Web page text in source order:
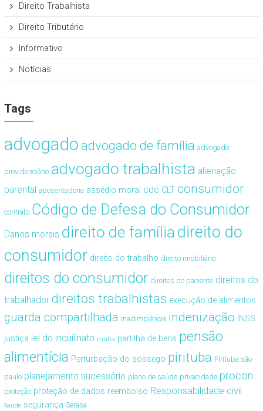
Direito Trabalhista
Direito Tributário
Informativo
Notícias
Tags
advogado advogado de família advogado
previdenciário advogado trabalhista alienação
parental aposentadoria assédio moral cdc CLT consumidor
contrato Código de Defesa do Consumidor
Danos morais direito de famíliadireito do
consumidor direito do trabalho direito imobiliário
direitos do consumidor direitos do paciente direitos do
trabalhador direitos trabalhistas execução de alimentos
guarda compartilhada inadimplência indenização INSS
justiça lei do inquilinato multa partilha de bens pensão
alimentícia Perturbação do sossego pirituba Pirituba são
paulo planejamento sucessório plano de saúde privacidade procon
proteção proteção de dados reembolso Responsabilidade civil
Saúde segurança Serasa